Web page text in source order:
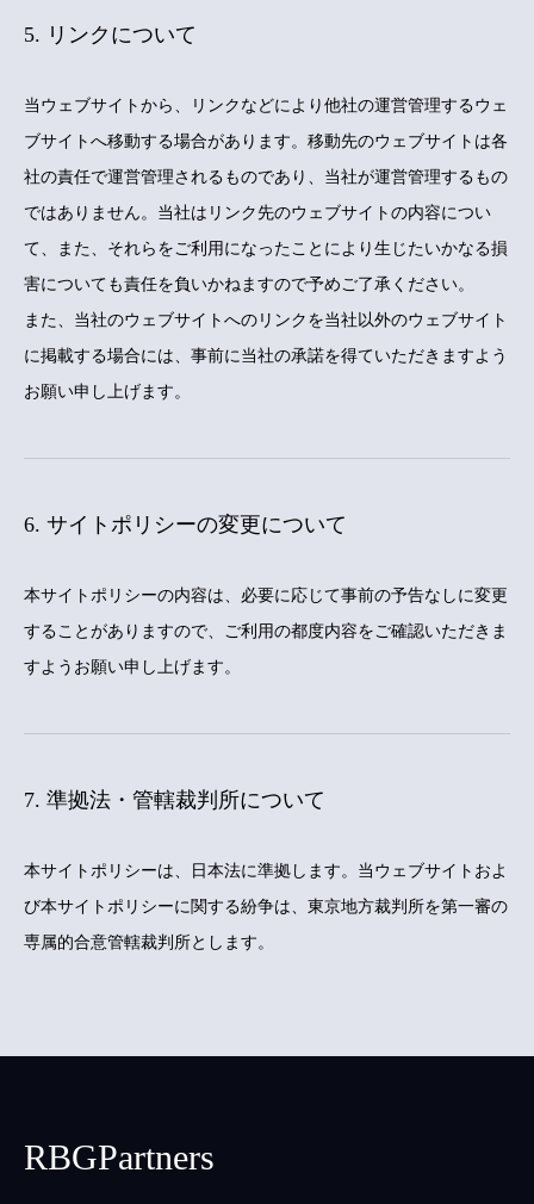
5. リンクについて
当ウェブサイトから、リンクなどにより他社の運営管理するウェ
ブサイトへ移動する場合があります。移動先のウェブサイトは各
社の責任で運営管理されるものであり、当社が運営管理するもの
ではありません。当社はリンク先のウェブサイトの内容につい
て、また、それらをご利用になったことにより生じたいかなる損
害についても責任を負いかねますので予めご了承ください。
また、当社のウェブサイトへのリンクを当社以外のウェブサイト
に掲載する場合には、事前に当社の承諾を得ていただきますよう
お願い申し上げます。
6. サイトポリシーの変更について
本サイトポリシーの内容は、必要に応じて事前の予告なしに変更
することがありますので、ご利用の都度内容をご確認いただきま
すようお願い申し上げます。
7. 準拠法・管轄裁判所について
本サイトポリシーは、日本法に準拠します。当ウェブサイトおよ
び本サイトポリシーに関する紛争は、東京地方裁判所を第一審の
専属的合意管轄裁判所とします。
RBGPartners